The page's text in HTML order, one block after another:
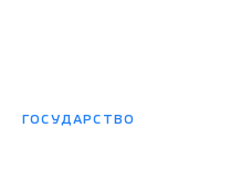
ГОСУДАРСТВО